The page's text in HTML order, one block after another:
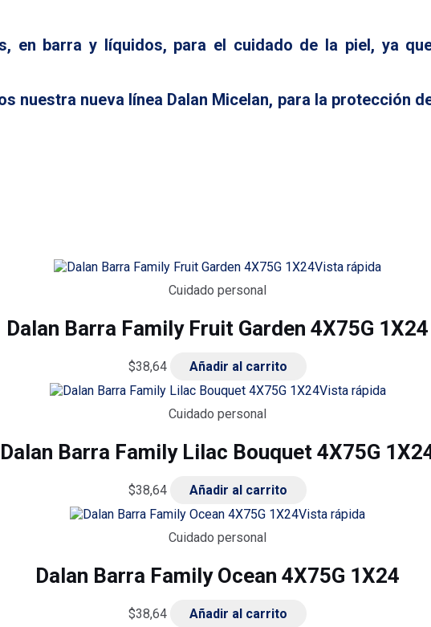
en barra y líquidos, para el cuidado de la piel, ya
nuestra nueva línea Dalan Micelan, para la protección
Vista rápida
Cuidado personal
Dalan Barra Family Fruit Garden 4X75G 1X24
$38,64
Añadir al carrito
Vista rápida
Cuidado personal
Dalan Barra Family Lilac Bouquet 4X75G
$38,64
Añadir al carrito
Vista rápida
Cuidado personal
Dalan Barra Family Ocean 4X75G 1X24
$38,64
Añadir al carrito